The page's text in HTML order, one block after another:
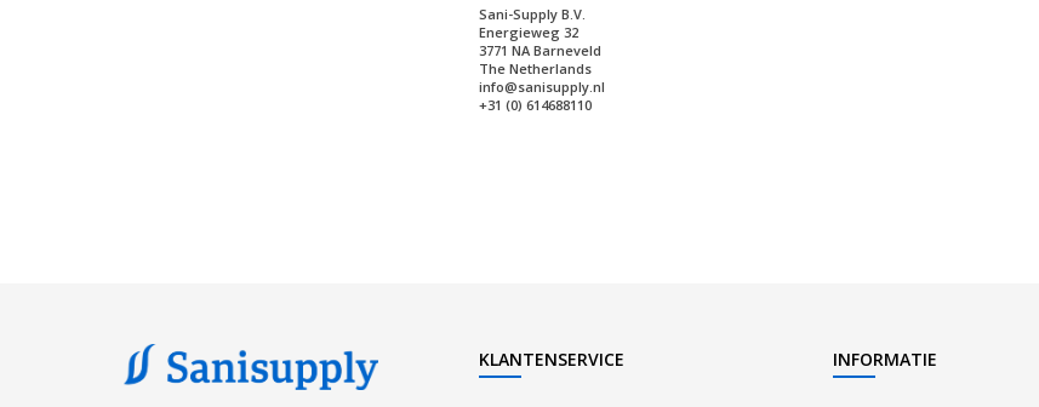
Sani-Supply B.V.
Energieweg 32
3771 NA Barneveld
The Netherlands
info@sanisupply.nl
+31 (0) 614688110
KLANTENSERVICE INFORMATIE